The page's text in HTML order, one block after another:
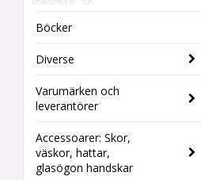
Böcker
Diverse
Varumärken och
leverantörer
Accessoarer: Skor,
väskor, hattar,
glasögon handskar